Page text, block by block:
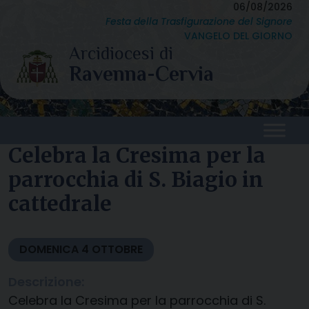
content
06/08/2026
Festa della Trasfigurazione del Signore
VANGELO DEL GIORNO
Celebra la Cresima per la
parrocchia di S. Biagio in
cattedrale
DOMENICA 4 OTTOBRE
Celebra la Cresima per la parrocchia di S.